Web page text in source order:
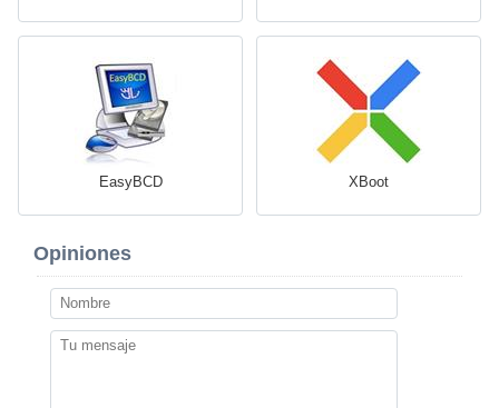
EasyBCD XBoot
Opiniones